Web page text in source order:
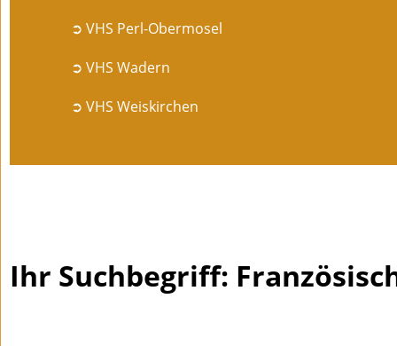
➲ VHS Perl-Obermosel
➲ VHS Wadern
➲ VHS Weiskirchen
Ihr Suchbegriff: